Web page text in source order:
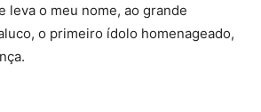
leva o meu nome, ao grande
o primeiro ídolo homenageado,